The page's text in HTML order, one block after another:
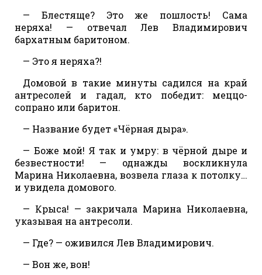
— Блестяще? Это же пошлость! Сама
неряха! — отвечал Лев Владимирович
бархатным баритоном.
— Это я неряха?!
Домовой в такие минуты садился на край
антресолей и гадал, кто победит: меццо-
сопрано или баритон.
— Название будет «Чёрная дыра».
— Боже мой! Я так и умру: в чёрной дыре и
безвестности! — однажды воскликнула
Марина Николаевна, возвела глаза к потолку…
и увидела домового.
— Крыса! — закричала Марина Николаевна,
указывая на антресоли.
— Где? — оживился Лев Владимирович.
— Вон же, вон!